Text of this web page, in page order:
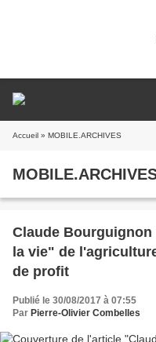
Accueil » MOBILE.ARCHIVES
Claude
la vie" de
de profit
Publié le 30/08/2017 à 07:55
Par Pierre-Olivier Combelles